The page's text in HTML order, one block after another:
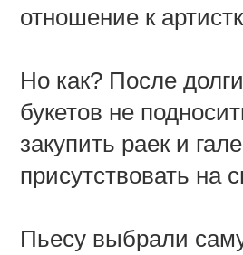
отношение к
Но как? После
букетов не
закупить раек и
присутствовать на
Пьесу выбрали